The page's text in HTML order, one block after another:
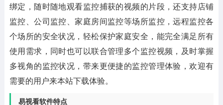
绑定，随时随地观看监控捕获的视频的片段，还支持店铺
监控、公司监控、家庭房间监控等场所监控，远程监控各
个场所的安全状况，轻松保护家庭安全，能完全满足所有
使用需求，同时也可以联合管理多个监控视频，及时掌握
多视角的监控状况，带来更便捷的监控管理体验，欢迎有
需要的用户来本站下载体验。
易视看软件特点